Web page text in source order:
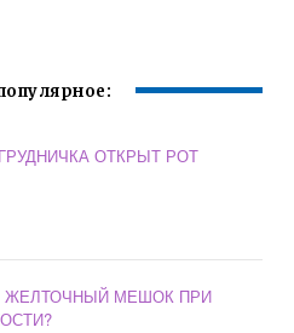
ОТКРЫТ РОТ
ЖЕЛТОЧНЫЙ МЕШОК ПРИ